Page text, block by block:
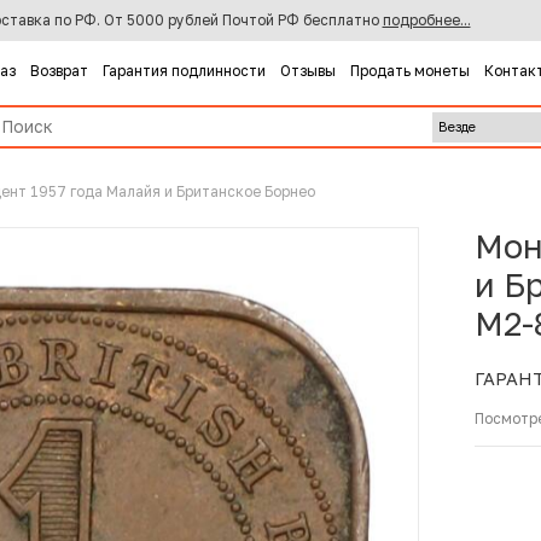
по РФ. От 5000 рублей Почтой РФ бесплатно подробнее...
Возврат Гарантия подлинности Отзывы Продать монеты
1957 года Малайя и Британское Борнео
и